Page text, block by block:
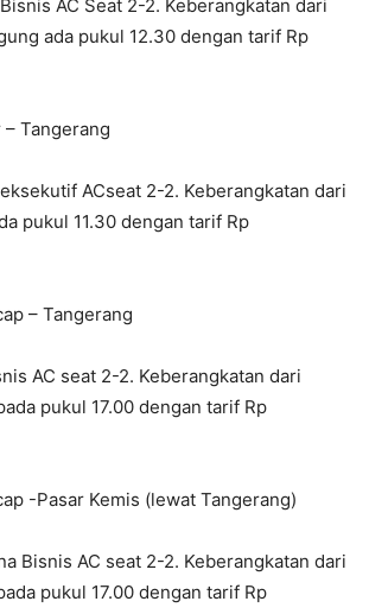
AC Seat 2-2. Keberangkatan dari
ada pukul 12.30 dengan tarif Rp
Tangerang
ACseat 2-2. Keberangkatan dari
pukul 11.30 dengan tarif Rp
– Tangerang
AC seat 2-2. Keberangkatan dari
pukul 17.00 dengan tarif Rp
-Pasar Kemis (lewat Tangerang)
Bisnis AC seat 2-2. Keberangkatan dari
pukul 17.00 dengan tarif Rp